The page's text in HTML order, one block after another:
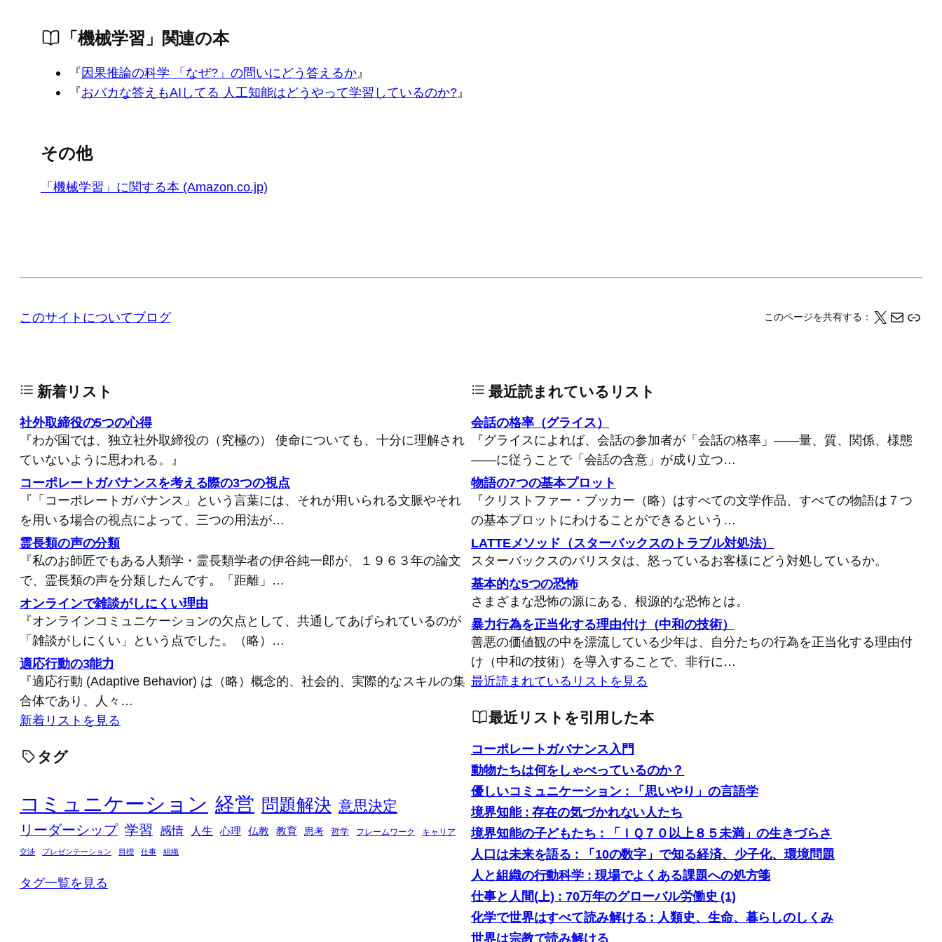
「機械学習」関連の本
『因果推論の科学 「なぜ?」の問いにどう答えるか 』
『おバカな答えもAIしてる 人工知能はどうやって学習しているのか? 』
その他
「機械学習」に関する本 (Amazon.co.jp)
このサイトについてブログ このページを共有する： X メール このページの情報をクリップボードにコピーする
新着リスト
社外取締役の5つの心得
『わが国では、独立社外取締役の（究極の） 使命についても、十分に理解され
ていないように思われる。』
コーポレートガバナンスを考える際の3つの視点
『「コーポレートガバナンス」という言葉には、それが用いられる文脈やそれ
を用いる場合の視点によって、三つの用法が…
霊長類の声の分類
『私のお師匠でもある人類学・霊長類学者の伊谷純一郎が、１９６３年の論文
で、霊長類の声を分類したんです。「距離」…
オンラインで雑談がしにくい理由
『オンラインコミュニケーションの欠点として、共通してあげられているのが
「雑談がしにくい」という点でした。（略）…
適応行動の3能力
『適応行動 (Adaptive Behavior) は（略）概念的、社会的、実際的なスキルの集
合体であり、人々…
新着リストを見る
タグ
コミュニケーション 経営 問題解決 意思決定
リーダーシップ 学習 感情 人生 心理 仏教 教育 思考 哲学 フレームワーク キャリア
交渉 プレゼンテーション 目標 仕事 組織
タグ一覧を見る
最近読まれているリスト
会話の格率（グライス）
『グライスによれば、会話の参加者が「会話の格率」――量、質、関係、様態
――に従うことで「会話の含意」が成り立つ…
物語の7つの基本プロット
『クリストファー・ブッカー（略）はすべての文学作品、すべての物語は７つ
の基本プロットにわけることができるという…
LATTEメソッド（スターバックスのトラブル対処法）
スターバックスのバリスタは、怒っているお客様にどう対処しているか。
基本的な5つの恐怖
さまざまな恐怖の源にある、根源的な恐怖とは。
暴力行為を正当化する理由付け（中和の技術）
善悪の価値観の中を漂流している少年は、自分たちの行為を正当化する理由付
け（中和の技術）を導入することで、非行に…
最近読まれているリストを見る
最近リストを引用した本
コーポレートガバナンス入門
動物たちは何をしゃべっているのか？
優しいコミュニケーション : 「思いやり」の言語学
境界知能 : 存在の気づかれない人たち
境界知能の子どもたち : 「ＩＱ７０以上８５未満」の生きづらさ
人口は未来を語る : 「10の数字」で知る経済、少子化、環境問題
人と組織の行動科学 : 現場でよくある課題への処方箋
仕事と人間(上) : 70万年のグローバル労働史 (1)
化学で世界はすべて読み解ける : 人類史、生命、暮らしのしくみ
世界は宗教で読み解ける